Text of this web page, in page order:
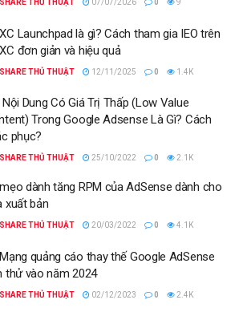
SHARE THỦ THUẬT 07/07/2026 0 9
Launchpad là gì? Cách tham gia IEO trên
đơn giản và hiệu quả
SHARE THỦ THUẬT 12/11/2025 0 1.4K
Dung Có Giá Trị Thấp (Low Value
Trong Google Adsense Là Gì? Cách
phục?
SHARE THỦ THUẬT 25/10/2022 0 2.1K
dành tăng RPM của AdSense dành cho
xuất bản
SHARE THỦ THUẬT 20/03/2022 0 4.1K
quảng cáo thay thế Google AdSense
thử vào năm 2024
SHARE THỦ THUẬT 02/12/2023 0 2.4K